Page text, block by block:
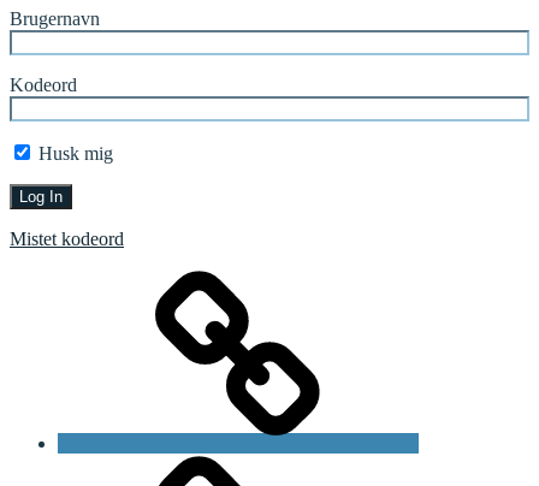
Brugernavn
Kodeord
Husk mig
Mistet kodeord